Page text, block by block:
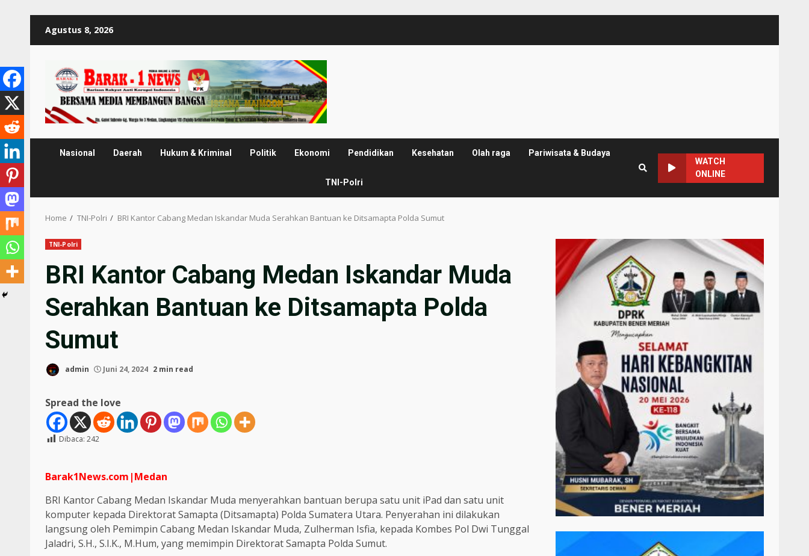
Agustus 8, 2026
Nasional Daerah Hukum & Kriminal Politik Ekonomi Pendidikan Kesehatan Olah raga Pariwisata & Budaya
TNI-Polri
WATCH
ONLINE
Home TNI-Polri BRI Kantor Cabang Medan Iskandar Muda Serahkan Bantuan ke Ditsamapta Polda Sumut
TNI-Polri
BRI Kantor Cabang Medan Iskandar Muda
Serahkan Bantuan ke Ditsamapta Polda
Sumut
admin Juni 24, 2024 2 min read
Spread the love
Dibaca: 242
Barak1News.com|Medan
BRI Kantor Cabang Medan Iskandar Muda menyerahkan bantuan berupa satu unit iPad dan satu unit
komputer kepada Direktorat Samapta (Ditsamapta) Polda Sumatera Utara. Penyerahan ini dilakukan
langsung oleh Pemimpin Cabang Medan Iskandar Muda, Zulherman Isfia, kepada Kombes Pol Dwi Tunggal
Jaladri, S.H., S.I.K., M.Hum, yang memimpin Direktorat Samapta Polda Sumut.